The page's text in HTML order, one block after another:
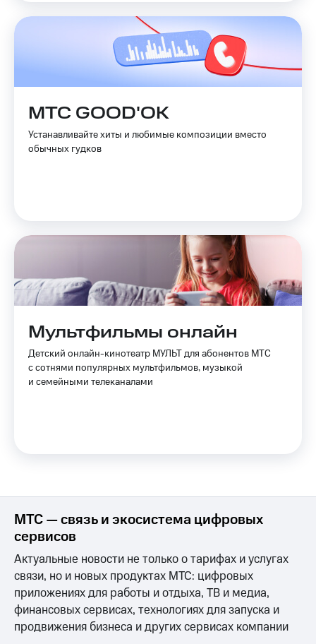
МТС GOOD'OK
Устанавливайте хиты и любимые композиции вместо
обычных гудков
Мультфильмы онлайн
Детский онлайн-кинотеатр МУЛЬТ для абонентов МТС
с сотнями популярных мультфильмов, музыкой
и семейными телеканалами
МТС — связь и экосистема цифровых
сервисов
Актуальные новости не только о тарифах и услугах
связи, но и новых продуктах МТС: цифровых
приложениях для работы и отдыха, ТВ и медиа,
финансовых сервисах, технологиях для запуска и
продвижения бизнеса и других сервисах компании